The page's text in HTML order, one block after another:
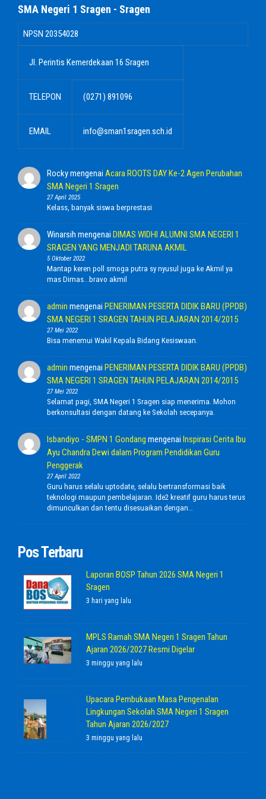
SMA Negeri 1 Sragen - Sragen
NPSN 20354028
Jl. Perintis Kemerdekaan 16 Sragen
TELEPON (0271) 891096
EMAIL info@sman1sragen.sch.id
Rockymengenai Acara ROOTS DAY Ke-2 Agen Perubahan
SMA Negeri 1 Sragen
27 April 2025
Kelass, banyak siswa berprestasi
Winarsih mengenai DIMAS WIDHI ALUMNI SMA NEGERI 1
SRAGEN YANG MENJADI TARUNA AKMIL
5 Oktober 2022
Mantap keren poll smoga putra sy nyusul juga ke Akmil ya
mas Dimas...bravo akmil
admin mengenai PENERIMAN PESERTA DIDIK BARU (PPDB)
SMA NEGERI 1 SRAGEN TAHUN PELAJARAN 2014/2015
27 Mei 2022
Bisa menemui Wakil Kepala Bidang Kesiswaan.
admin mengenai PENERIMAN PESERTA DIDIK BARU (PPDB)
SMA NEGERI 1 SRAGEN TAHUN PELAJARAN 2014/2015
27 Mei 2022
Selamat pagi, SMA Negeri 1 Sragen siap menerima. Mohon
berkonsultasi dengan datang ke Sekolah secepanya.
Isbandiyo - SMPN 1 Gondang mengenai Inspirasi Cerita Ibu
Ayu Chandra Dewi dalam Program Pendidikan Guru
Penggerak
27 April 2022
Guru harus selalu uptodate, selalu bertransformasi baik
teknologi maupun pembelajaran. Ide2 kreatif guru harus terus
dimunculkan dan tentu disesuaikan dengan…
Pos Terbaru
Laporan BOSP Tahun 2026 SMA Negeri 1
Sragen
3 hari yang lalu
MPLS Ramah SMA Negeri 1 Sragen Tahun
Ajaran 2026/2027 Resmi Digelar
3 minggu yang lalu
Upacara Pembukaan Masa Pengenalan
Lingkungan Sekolah SMA Negeri 1 Sragen
Tahun Ajaran 2026/2027
3 minggu yang lalu